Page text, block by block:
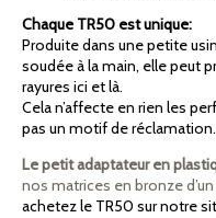
Chaque TR50 est unique:
Produite dans une petite
soudée à la main, elle peut
rayures ici et là.
Cela n’affecte en rien les
pas un motif de réclamation.
Le petit adaptateur en
nos matrices en bronze
achetez le TR50 sur notre